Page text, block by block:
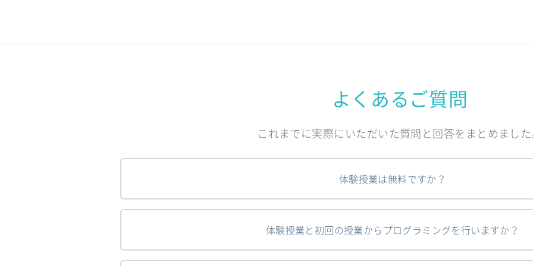
よくあるご質問
これまでに実際にいただいた質問と回答をまとめまし
体験授業は無料ですか？
体験授業と初回の授業からプログラミングを行いますか？